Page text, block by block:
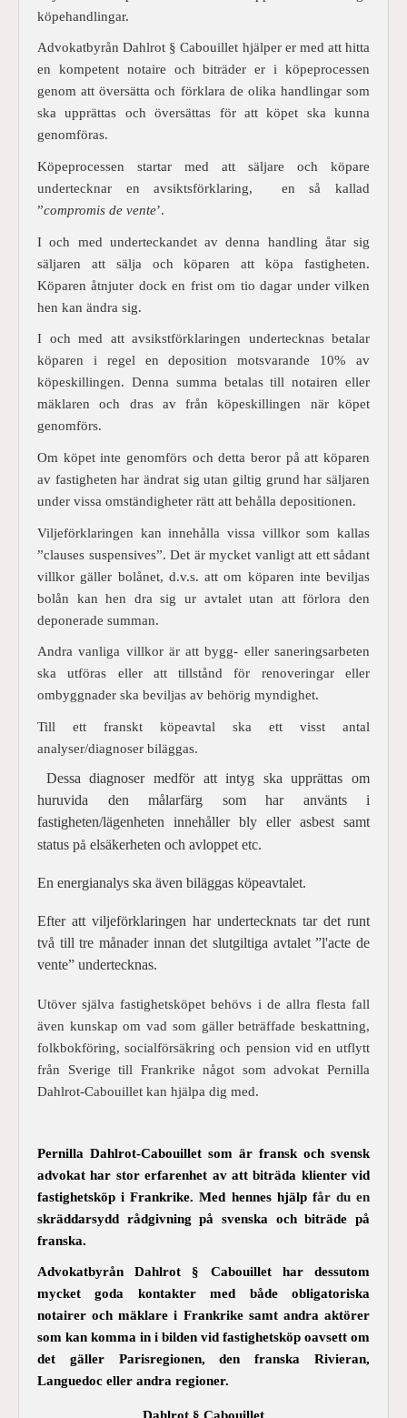
köpehandlingar.
Advokatbyrån Dahlrot § Cabouillet hjälper er med att hitta
en kompetent notaire och biträder er i köpeprocessen
genom att översätta och förklara de olika handlingar som
ska upprättas och översättas för att köpet ska kunna
genomföras.
Köpeprocessen startar med att säljare och köpare
undertecknar en avsiktsförklaring, en så kallad
”compromis de vente’.
I och med underteckandet av denna handling åtar sig
säljaren att sälja och köparen att köpa fastigheten.
Köparen åtnjuter dock en frist om tio dagar under vilken
hen kan ändra sig.
I och med att avsikstförklaringen undertecknas betalar
köparen i regel en deposition motsvarande 10% av
köpeskillingen. Denna summa betalas till notairen eller
mäklaren och dras av från köpeskillingen när köpet
genomförs.
Om köpet inte genomförs och detta beror på att köparen
av fastigheten har ändrat sig utan giltig grund har säljaren
under vissa omständigheter rätt att behålla depositionen.
Viljeförklaringen kan innehålla vissa villkor som kallas
”clauses suspensives”. Det är mycket vanligt att ett sådant
villkor gäller bolånet, d.v.s. att om köparen inte beviljas
bolån kan hen dra sig ur avtalet utan att förlora den
deponerade summan.
Andra vanliga villkor är att bygg- eller saneringsarbeten
ska utföras eller att tillstånd för renoveringar eller
ombyggnader ska beviljas av behörig myndighet.
Till ett franskt köpeavtal ska ett visst antal
analyser/diagnoser biläggas.
Dessa diagnoser medför att intyg ska upprättas om
huruvida den målarfärg som har använts i
fastigheten/lägenheten innehåller bly eller asbest samt
status på elsäkerheten och avloppet etc.
En energianalys ska även biläggas köpeavtalet.
Efter att viljeförklaringen har undertecknats tar det runt
två till tre månader innan det slutgiltiga avtalet ”l'acte de
vente” undertecknas.
Utöver själva fastighetsköpet behövs i de allra flesta fall
även kunskap om vad som gäller beträffade beskattning,
folkbokföring, socialförsäkring och pension vid en utflytt
från Sverige till Frankrike något som advokat Pernilla
Dahlrot-Cabouillet kan hjälpa dig med.
Pernilla Dahlrot-Cabouillet som är fransk och svensk
advokat har stor erfarenhet av att biträda klienter vid
fastighetsköp i Frankrike. Med hennes hjälp får du en
skräddarsydd rådgivning på svenska och biträde på
franska.
Advokatbyrån Dahlrot § Cabouillet har dessutom
mycket goda kontakter med både obligatoriska
notairer och mäklare i Frankrike samt andra aktörer
som kan komma in i bilden vid fastighetsköp oavsett om
det gäller Parisregionen, den franska Rivieran,
Languedoc eller andra regioner.